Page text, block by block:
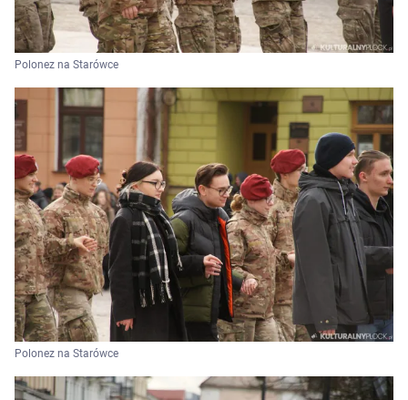
Polonez na Starówce
Polonez na Starówce